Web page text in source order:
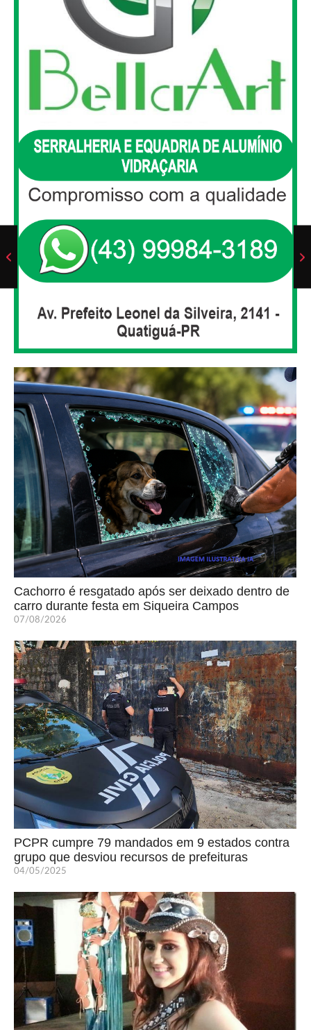
Cachorro é resgatado após ser deixado dentro de
carro durante festa em Siqueira Campos
07/08/2026
PCPR cumpre 79 mandados em 9 estados contra
grupo que desviou recursos de prefeituras
04/05/2025